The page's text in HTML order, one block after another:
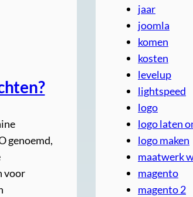
genoemd,
voor
jaar
joomla
komen
kosten
levelup
lightspeed
logo
logo laten
logo maken
maatwerk
magento
magento 2